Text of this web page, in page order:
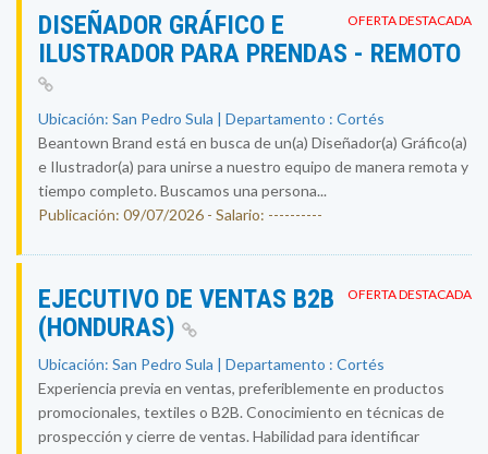
OFERTA DESTACADA
DISEÑADOR GRÁFICO E
ILUSTRADOR PARA PRENDAS - REMOTO
Ubicación: San Pedro Sula | Departamento : Cortés
Beantown Brand está en busca de un(a) Diseñador(a) Gráfico(a)
e Ilustrador(a) para unirse a nuestro equipo de manera remota y
tiempo completo. Buscamos una persona...
Publicación: 09/07/2026 - Salario: ----------
OFERTA DESTACADA
EJECUTIVO DE VENTAS B2B
(HONDURAS)
Ubicación: San Pedro Sula | Departamento : Cortés
Experiencia previa en ventas, preferiblemente en productos
promocionales, textiles o B2B. Conocimiento en técnicas de
prospección y cierre de ventas. Habilidad para identificar